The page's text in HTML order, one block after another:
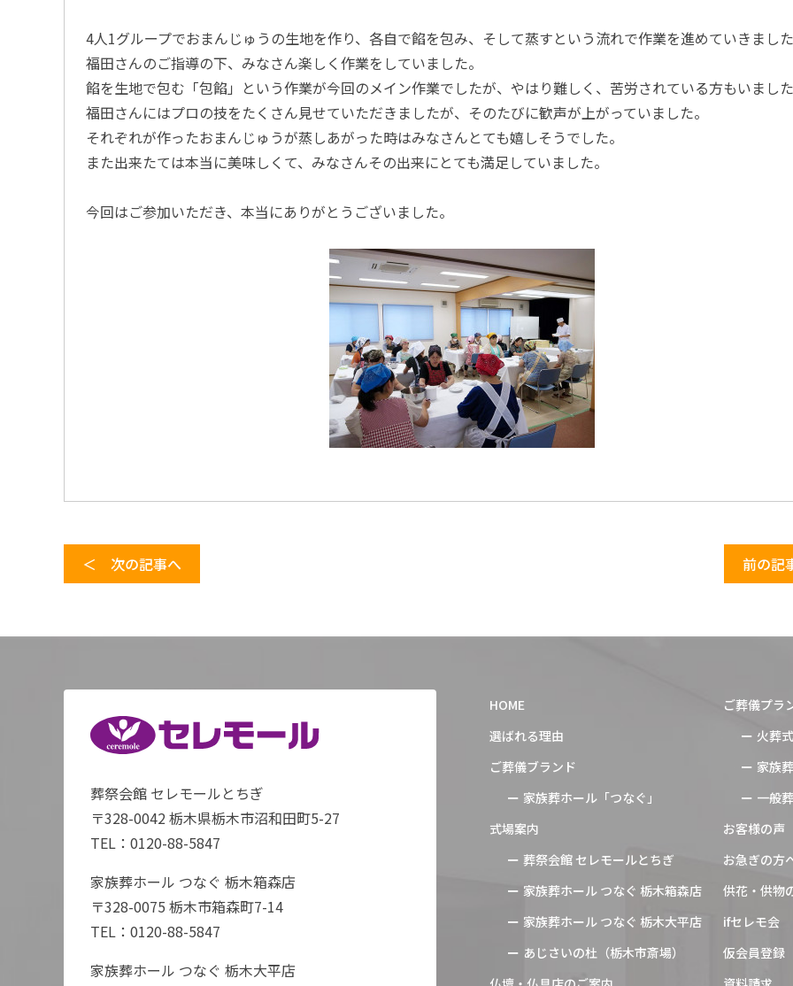
4人1グループでおまんじゅうの生地を作り、各自で餡を包み、そして蒸すという流れで作業を進めていきました
福田さんのご指導の下、みなさん楽しく作業をしていました。
餡を生地で包む「包餡」という作業が今回のメイン作業でしたが、やはり難しく、苦労されている方もいました
福田さんにはプロの技をたくさん見せていただきましたが、そのたびに歓声が上がっていました。
それぞれが作ったおまんじゅうが蒸しあがった時はみなさんとても嬉しそうでした。
また出来たては本当に美味しくて、みなさんその出来にとても満足していました。
今回はご参加いただき、本当にありがとうございました。
＜ 次の記事へ 前の
葬祭会館 セレモールとちぎ
〒328-0042 栃木県栃木市沼和田町5-27
TEL： 0120-88-5847
家族葬ホール つなぐ 栃木箱森店
〒328-0075 栃木市箱森町7-14
TEL： 0120-88-5847
家族葬ホール つなぐ 栃木大平店
HOME
選ばれる理由
ご葬儀ブランド
家族葬ホール「つなぐ」
式場案内
葬祭会館 セレモールとちぎ
家族葬ホール つなぐ 栃木箱森店
家族葬ホール つなぐ 栃木大平店
あじさいの杜（栃木市斎場）
ご葬儀プラ
火葬
家族
一般
お客様の声
お急ぎの方
供花・供物
ifセレモ会
仮会員登録